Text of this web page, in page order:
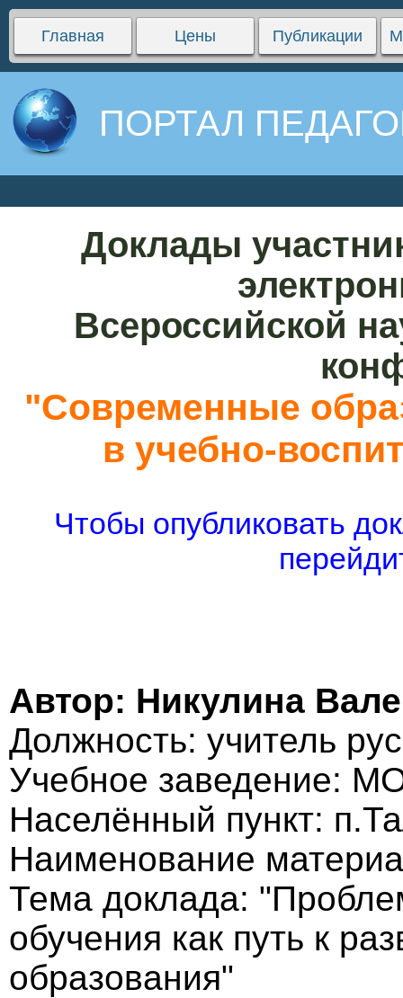
Главная Цены Публикации
ПОРТАЛ
Доклады
Всероссийской
"Современные
в учебно-
Чтобы опубликовать
Автор: Никулина
Должность: учитель
Учебное заведение:
Населённый пункт:
Наименование
Тема доклада:
обучения как путь к
образования"